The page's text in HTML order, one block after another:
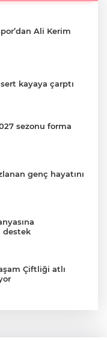
Ali Kerim
kayaya çarptı
sezonu forma
genç hayatını
destek
Çiftliği atlı